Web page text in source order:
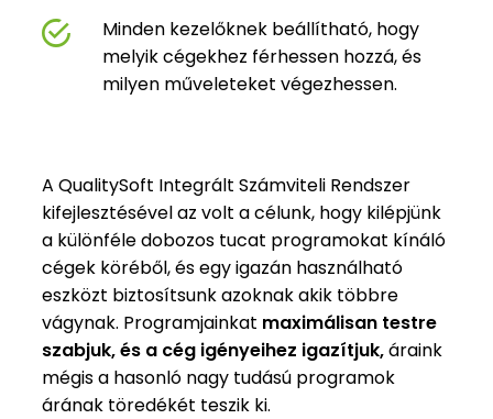
Minden kezelőknek beállítható, hogy
melyik cégekhez férhessen hozzá, és
milyen műveleteket végezhessen.
A QualitySoft Integrált Számviteli Rendszer
kifejlesztésével az volt a célunk, hogy kilépjünk
a különféle dobozos tucat programokat kínáló
cégek köréből, és egy igazán használható
eszközt biztosítsunk azoknak akik többre
vágynak. Programjainkat maximálisan testre
szabjuk, és a cég igényeihez igazítjuk,áraink
mégis a hasonló nagy tudású programok
árának töredékét teszik ki.